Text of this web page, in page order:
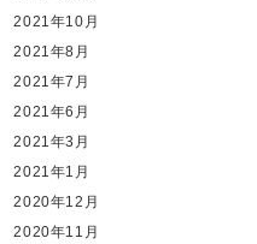
2021年10月
2021年8月
2021年7月
2021年6月
2021年3月
2021年1月
2020年12月
2020年11月